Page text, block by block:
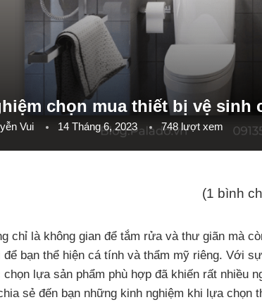
chọn mua thiết bị vệ sinh
Vui 14 Tháng 6, 2023 748lượt xem
(1 bình
chỉ là không gian để tắm rửa và thư giãn mà
bạn thể hiện cá tính và thẩm mỹ riêng. Với
chọn lựa sản phẩm phù hợp đã khiến rất nhiều
sẻ đến bạn những kinh nghiệm khi lựa chọn